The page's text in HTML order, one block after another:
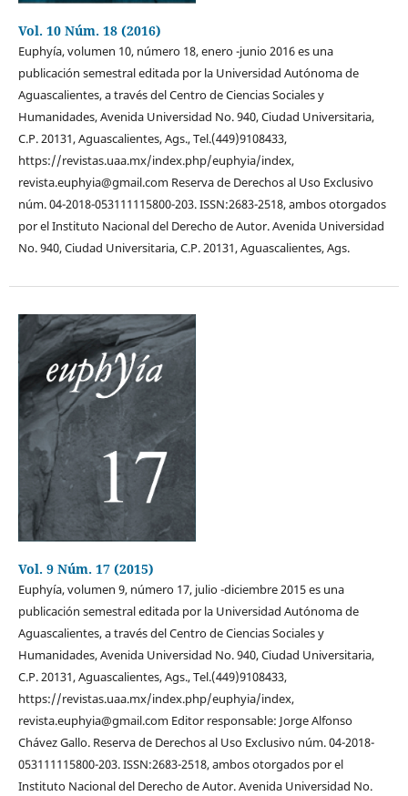
Vol. 10 Núm. 18 (2016)
Euphyía, volumen 10, número 18, enero -junio 2016 es una
publicación semestral editada por la Universidad Autónoma de
Aguascalientes, a través del Centro de Ciencias Sociales y
Humanidades, Avenida Universidad No. 940, Ciudad Universitaria,
C.P. 20131, Aguascalientes, Ags., Tel.(449)9108433,
https://revistas.uaa.mx/index.php/euphyia/index,
revista.euphyia@gmail.com Reserva de Derechos al Uso Exclusivo
núm. 04-2018-053111115800-203. ISSN:2683-2518, ambos otorgados
por el Instituto Nacional del Derecho de Autor. Avenida Universidad
No. 940, Ciudad Universitaria, C.P. 20131, Aguascalientes, Ags.
Vol. 9 Núm. 17 (2015)
Euphyía, volumen 9, número 17, julio -diciembre 2015 es una
publicación semestral editada por la Universidad Autónoma de
Aguascalientes, a través del Centro de Ciencias Sociales y
Humanidades, Avenida Universidad No. 940, Ciudad Universitaria,
C.P. 20131, Aguascalientes, Ags., Tel.(449)9108433,
https://revistas.uaa.mx/index.php/euphyia/index,
revista.euphyia@gmail.com Editor responsable: Jorge Alfonso
Chávez Gallo. Reserva de Derechos al Uso Exclusivo núm. 04-2018-
053111115800-203. ISSN:2683-2518, ambos otorgados por el
Instituto Nacional del Derecho de Autor. Avenida Universidad No.